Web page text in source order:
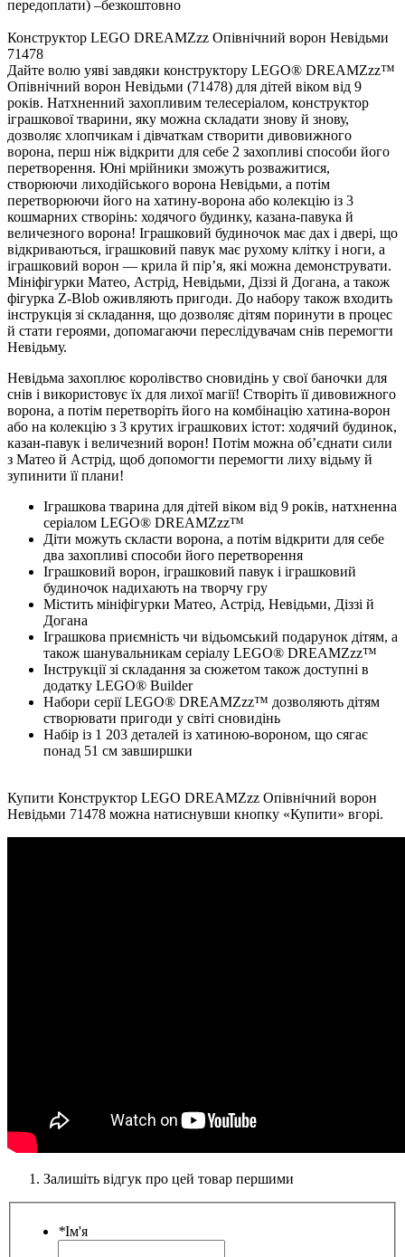
передоплати) –безкоштовно
Конструктор LEGO DREAMZzz Опівнічний ворон Невідьми
71478
Дайте волю уяві завдяки конструктору LEGO® DREAMZzz™
Опівнічний ворон Невідьми (71478) для дітей віком від 9
років. Натхненний захопливим телесеріалом, конструктор
іграшкової тварини, яку можна складати знову й знову,
дозволяє хлопчикам і дівчаткам створити дивовижного
ворона, перш ніж відкрити для себе 2 захопливі способи його
перетворення. Юні мрійники зможуть розважитися,
створюючи лиходійського ворона Невідьми, а потім
перетворюючи його на хатину-ворона або колекцію із 3
кошмарних створінь: ходячого будинку, казана-павука й
величезного ворона! Іграшковий будиночок має дах і двері, що
відкриваються, іграшковий павук має рухому клітку і ноги, а
іграшковий ворон — крила й пірʼя, які можна демонструвати.
Мініфігурки Матео, Астрід, Невідьми, Діззі й Догана, а також
фігурка Z-Blob оживляють пригоди. До набору також входить
інструкція зі складання, що дозволяє дітям поринути в процес
й стати героями, допомагаючи переслідувачам снів перемогти
Невідьму.
Невідьма захоплює королівство сновидінь у свої баночки для
снів і використовує їх для лихої магії! Створіть її дивовижного
ворона, а потім перетворіть його на комбінацію хатина-ворон
або на колекцію з 3 крутих іграшкових істот: ходячий будинок,
казан-павук і величезний ворон! Потім можна обʼєднати сили
з Матео й Астрід, щоб допомогти перемогти лиху відьму й
зупинити її плани!
Іграшкова тварина для дітей віком від 9 років, натхненна
серіалом LEGO® DREAMZzz™
Діти можуть скласти ворона, а потім відкрити для себе
два захопливі способи його перетворення
Іграшковий ворон, іграшковий павук і іграшковий
будиночок надихають на творчу гру
Містить мініфігурки Матео, Астрід, Невідьми, Діззі й
Догана
Іграшкова приємність чи відьомський подарунок дітям, а
також шанувальникам серіалу LEGO® DREAMZzz™
Інструкції зі складання за сюжетом також доступні в
додатку LEGO® Builder
Набори серії LEGO® DREAMZzz™ дозволяють дітям
створювати пригоди у світі сновидінь
Набір із 1 203 деталей із хатиною-вороном, що сягає
понад 51 см завширшки
Купити Конструктор LEGO DREAMZzz Опівнічний ворон
Невідьми 71478 можна натиснувши кнопку «Купити» вгорі.
Залишіть відгук про цей товар першими
*Ім'я